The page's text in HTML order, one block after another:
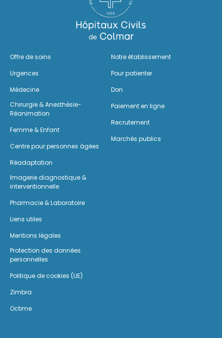
Offre de soins
Urgences
Médecine
Chirurgie & Anesthésie-
Réanimation
Femme & Enfant
Centre pour personnes âgées
Réadaptation
Imagerie diagnostique &
interventionnelle
Pharmacie & Laboratoire
Notre établissement
Pour patienter
Don
Paiement en ligne
Recrutement
Marchés publics
Liens utiles
Mentions légales
Protection des données
personnelles
Politique de cookies (UE)
Zimbra
Octime